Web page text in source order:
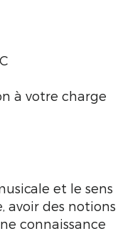
à votre charge
et le sens
avoir des notions
connaissance